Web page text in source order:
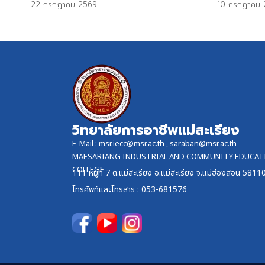
22 กรกฎาคม 2569 10 กรกฎาคม
วิทยาลัยการอาชีพแม่สะเรียง
E-Mail : msr.iecc@msr.ac.th ,saraban@msr.ac.th
MAESARIANG INDUSTRIAL AND COMMUNITY
COLLEGE
111 หมู่ที่ 7 ต.แม่สะเรียง อ.แม่สะเรียง จ.แม่ฮ่องสอน 58110
โทรศัพท์และโทรสาร : 053-681576